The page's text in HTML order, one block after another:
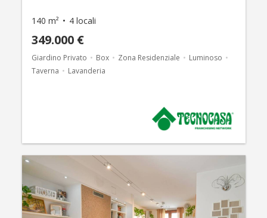
140 m² 4 locali
349.000 €
Giardino Privato Box Zona Residenziale
Luminoso
Taverna
Lavanderia